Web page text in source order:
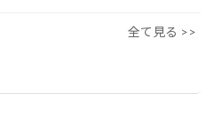
全て見る >>